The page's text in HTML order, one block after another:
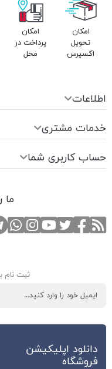
امکان
تحویل
اکسپرس
امکان
پرداخت در
محل
اطلاعات
خدمات مشتری
حساب کاربری شما
ما
RSSصفحه
صفحه
کانال
صفحه
ثبت نام
دانلود اپلیکیشن
فروشگاه